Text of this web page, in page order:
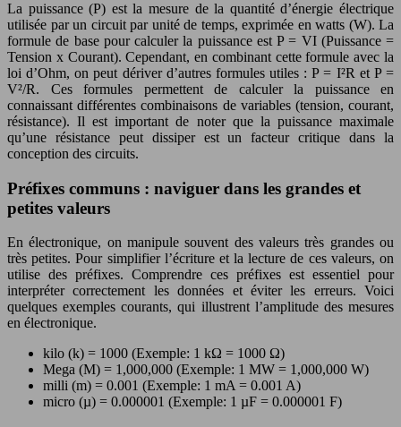
La puissance (P) est la mesure de la quantité d’énergie électrique
utilisée par un circuit par unité de temps, exprimée en watts (W). La
formule de base pour calculer la puissance est P = VI (Puissance =
Tension x Courant). Cependant, en combinant cette formule avec la
loi d’Ohm, on peut dériver d’autres formules utiles : P = I²R et P =
V²/R. Ces formules permettent de calculer la puissance en
connaissant différentes combinaisons de variables (tension, courant,
résistance). Il est important de noter que la puissance maximale
qu’une résistance peut dissiper est un facteur critique dans la
conception des circuits.
Préfixes communs : naviguer dans les grandes et
petites valeurs
En électronique, on manipule souvent des valeurs très grandes ou
très petites. Pour simplifier l’écriture et la lecture de ces valeurs, on
utilise des préfixes. Comprendre ces préfixes est essentiel pour
interpréter correctement les données et éviter les erreurs. Voici
quelques exemples courants, qui illustrent l’amplitude des mesures
en électronique.
kilo (k) = 1000 (Exemple: 1 kΩ = 1000 Ω)
Mega (M) = 1,000,000 (Exemple: 1 MW = 1,000,000 W)
milli (m) = 0.001 (Exemple: 1 mA = 0.001 A)
micro (µ) = 0.000001 (Exemple: 1 µF = 0.000001 F)